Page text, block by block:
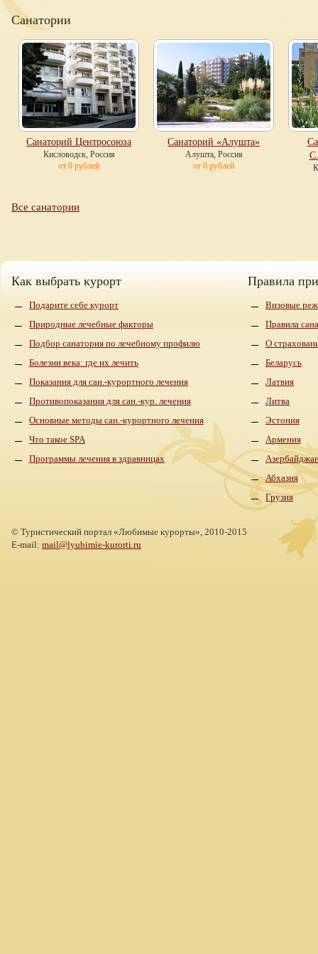
Санатории
Санаторий Центросоюза
Кисловодск, Россия
от 0 рублей
Санаторий «Алушта»
Алушта, Россия
от 0 рублей
Все санатории
Как выбрать курорт
Подарите себе курорт
Природные лечебные факторы
Подбор санатория по лечебному профилю
Болезни века: где их лечить
Показания для сан.-курортного лечения
Противопоказания для сан.-кур. лечения
Основные методы сан.-курортного лечения
Что такое SPA
Программы лечения в здравницах
Правила
Визовые
Правила
О
Беларусь
Латвия
Литва
Эстония
Армения
Абхазия
Грузия
© Туристический портал «Любимые курорты», 2010-2015
E-mail: mail@lyubimie-kurorti.ru